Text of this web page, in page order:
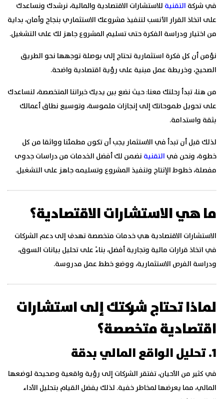
في شركة التقنية للاستشارات الاقتصادية والمالية، نرشدك ونساعدك
على اتخاذ القرار الأنسب لتنفيذ مشروعك الاستثماري بنجاح وأمان، بداية
من اختيار ودراسة الفكرة حتى تسليم المشروع جاهز لك على التشغيل.
نؤمن أن كل فكرة استثمارية تحتاج إلى بوصلة توجهها نحو الطريق
الصحيح، وخريطة عمل مبنية على رؤية اقتصادية واضحة.
من هنا، تبدأ رحلتك معنا: حيث نضع بين يديك خبراتنا المتخصصة، لنساعدك
على تحويل طموحاتك إلى إنجازات ملموسة، وتوسيع نطاق أعمالك
بثقة واستدامة.
لذلك قبل أن تبدأ في الاستثمار يجب أن تكون مطمئنا وواثقا من كل
خطوة، ونحن في التقنية نضمن لك أفضل الخدمات من دراسات جدوى
مفصلة، خطوط الإنتاج وتنفيذ المشروع وتسليمه جاهز على التشغيل.
ما هي الاستشارات الاقتصادية؟
الاستشارات الاقتصادية هي خدمات متخصصة تهدف إلى دعم الشركات
في اتخاذ قرارات مالية وتجارية أفضل، بناءً على تحليل بيانات السوق،
ودراسة الفرص الاستثمارية، ووضع خطط عمل مدروسة.
لماذا تحتاج شركتك إلى استشارات
اقتصادية متخصصة؟
1. تحليل الواقع المالي بدقة
في كثير من الأحيان، تفتقر الشركات إلى رؤية واقعية وصحيحة لوضعها
المالي، مما يعرضها لمخاطر خفية. لذلك يفضل القيام بتحليل الأداء